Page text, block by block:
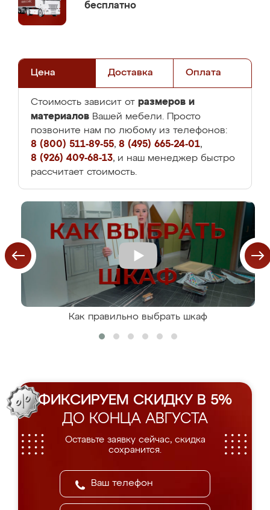
бесплатно
Цена Доставка Оплата
Стоимость зависит от размеров и
материалов Вашей мебели. Просто
позвоните нам по любому из телефонов:
8 (800) 511-89-55, 8 (495) 665-24-01,
8 (926) 409-68-13, и наш менеджер быстро
рассчитает стоимость.
Как правильно выбрать шкаф
ФИКСИРУЕМ СКИДКУ В 5%
ДО КОНЦА АВГУСТА
Оставьте заявку сейчас, скидка
сохранится.